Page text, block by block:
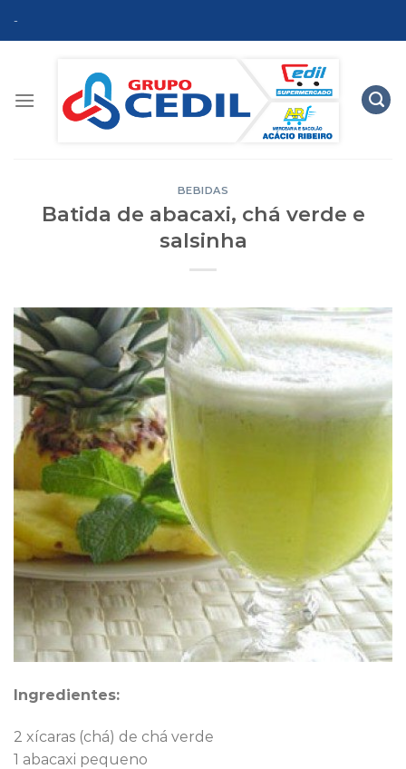
-
BEBIDAS
Batida de abacaxi, chá verde e
salsinha
Ingredientes:
2 xícaras (chá) de chá verde
1 abacaxi pequeno